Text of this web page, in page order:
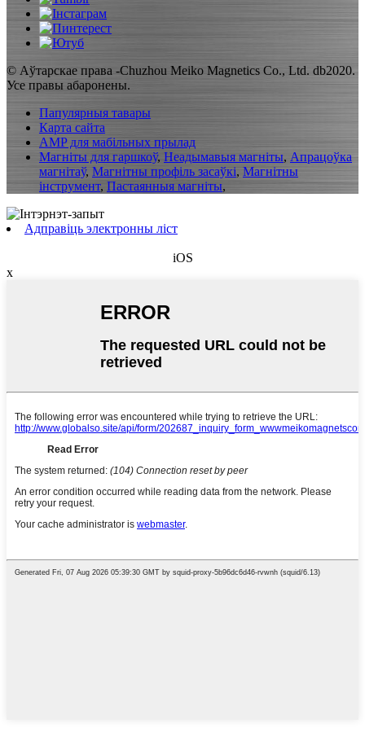
© Аўтарскае права -Chuzhou Meiko Magnetics Co., Ltd. db2020.
Усе правы абаронены.
Папулярныя тавары
Карта сайта
AMP для мабільных прылад
Магніты для гаршкоў, Неадымавыя магніты, Апрацоўка
магнітаў, Магнітны профіль засаўкі, Магнітны
інструмент, Пастаянныя магніты,
Адправіць электронны ліст
iOS
x